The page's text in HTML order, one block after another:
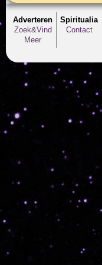
Adverteren
Zoek&Vind
Meer
Spiritualia
Contact